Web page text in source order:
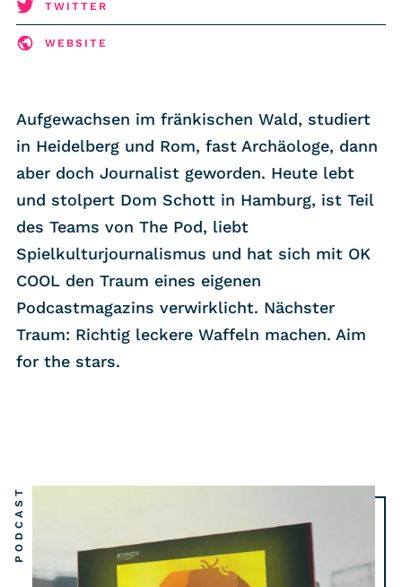
RSS-Feed
DATENSCHUTZ
Unterstützen
TWITTER
WEBSITE
Aufgewachsen im fränkischen Wald, studiert
in Heidelberg und Rom, fast Archäologe, dann
aber doch Journalist geworden. Heute lebt
und stolpert Dom Schott in Hamburg, ist Teil
des Teams von The Pod, liebt
Spielkulturjournalismus und hat sich mit OK
COOL den Traum eines eigenen
Podcastmagazins verwirklicht. Nächster
Traum: Richtig leckere Waffeln machen. Aim
for the stars.
PODCAST